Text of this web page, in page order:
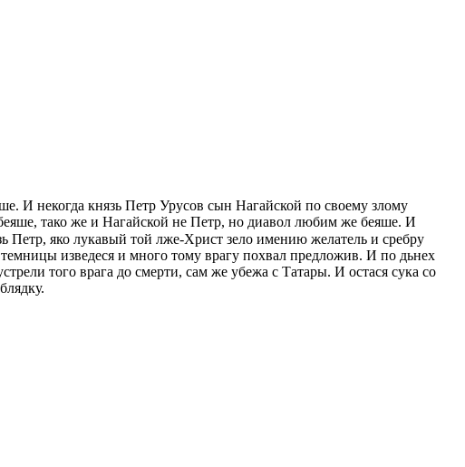
И нeкогда князь Петр Урусов сын Нагайской по своему злому
тако же и Нагайской не Петр, но диавол любим же бeяше. И
Петр, яко лукавый той лже-Христ зeло имeнию желатель и сребру
изведеся и много тому врагу похвал предложив. И по дьнех
того врага до смерти, сам же убeжа с Татары. И остася сука со